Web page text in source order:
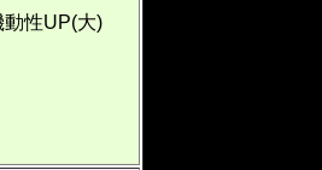
動性UP(大)